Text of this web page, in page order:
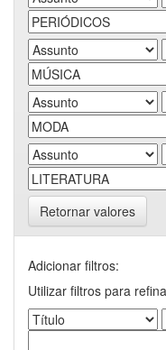
Retornar valores
Adicionar filtros:
Utilizar filtros para